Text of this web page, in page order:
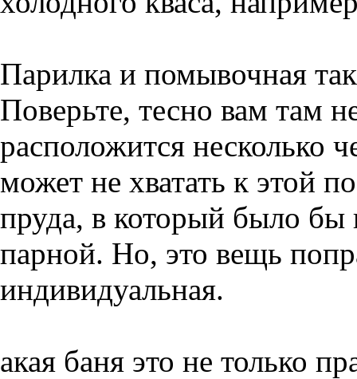
Парилка и помывочная
Поверьте, тесно вам там
расположится несколько
может не хватать к этой
пруда, в который было бы
парной. Но, это вещь
индивидуальная.
акая баня это не только